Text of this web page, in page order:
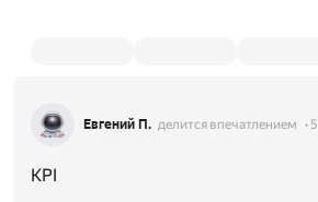
Евгений П. делится впечатлением
KPI